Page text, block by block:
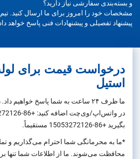
و بسته‌بندی سفارشی نیاز دارید؟
پیشنهاد تفصیلی و پیشنهادات فنی پاسخ خواهد
درخواست قیمت برای
استیل
ما ظرف ۲۴ ساعت به شما پاسخ
در واتس‌اپ/وی‌چت اضافه کنید: +86-15053272126
بگیرید+86-15053272126
مستقیماً.
*ما به محرمانگی شما احترام می‌گذاریم و
محافظت می‌شوند. ما از اطلاعات شما تنها